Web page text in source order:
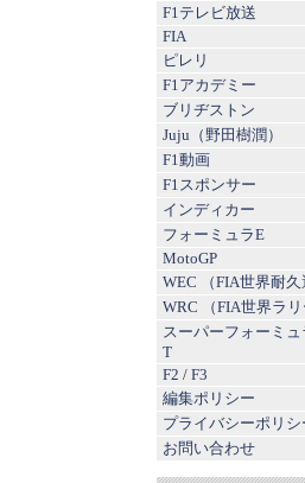
F1テレビ放送
FIA
ピレリ
F1アカデミー
ブリヂストン
Juju（野田樹潤）
F1動画
F1スポンサー
インディカー
フォーミュラE
MotoGP
WEC （FIA世界耐久
WRC （FIA世界ラリ
スーパーフォーミュ
T
F2 / F3
編集ポリシー
プライバシーポリシ
お問い合わせ